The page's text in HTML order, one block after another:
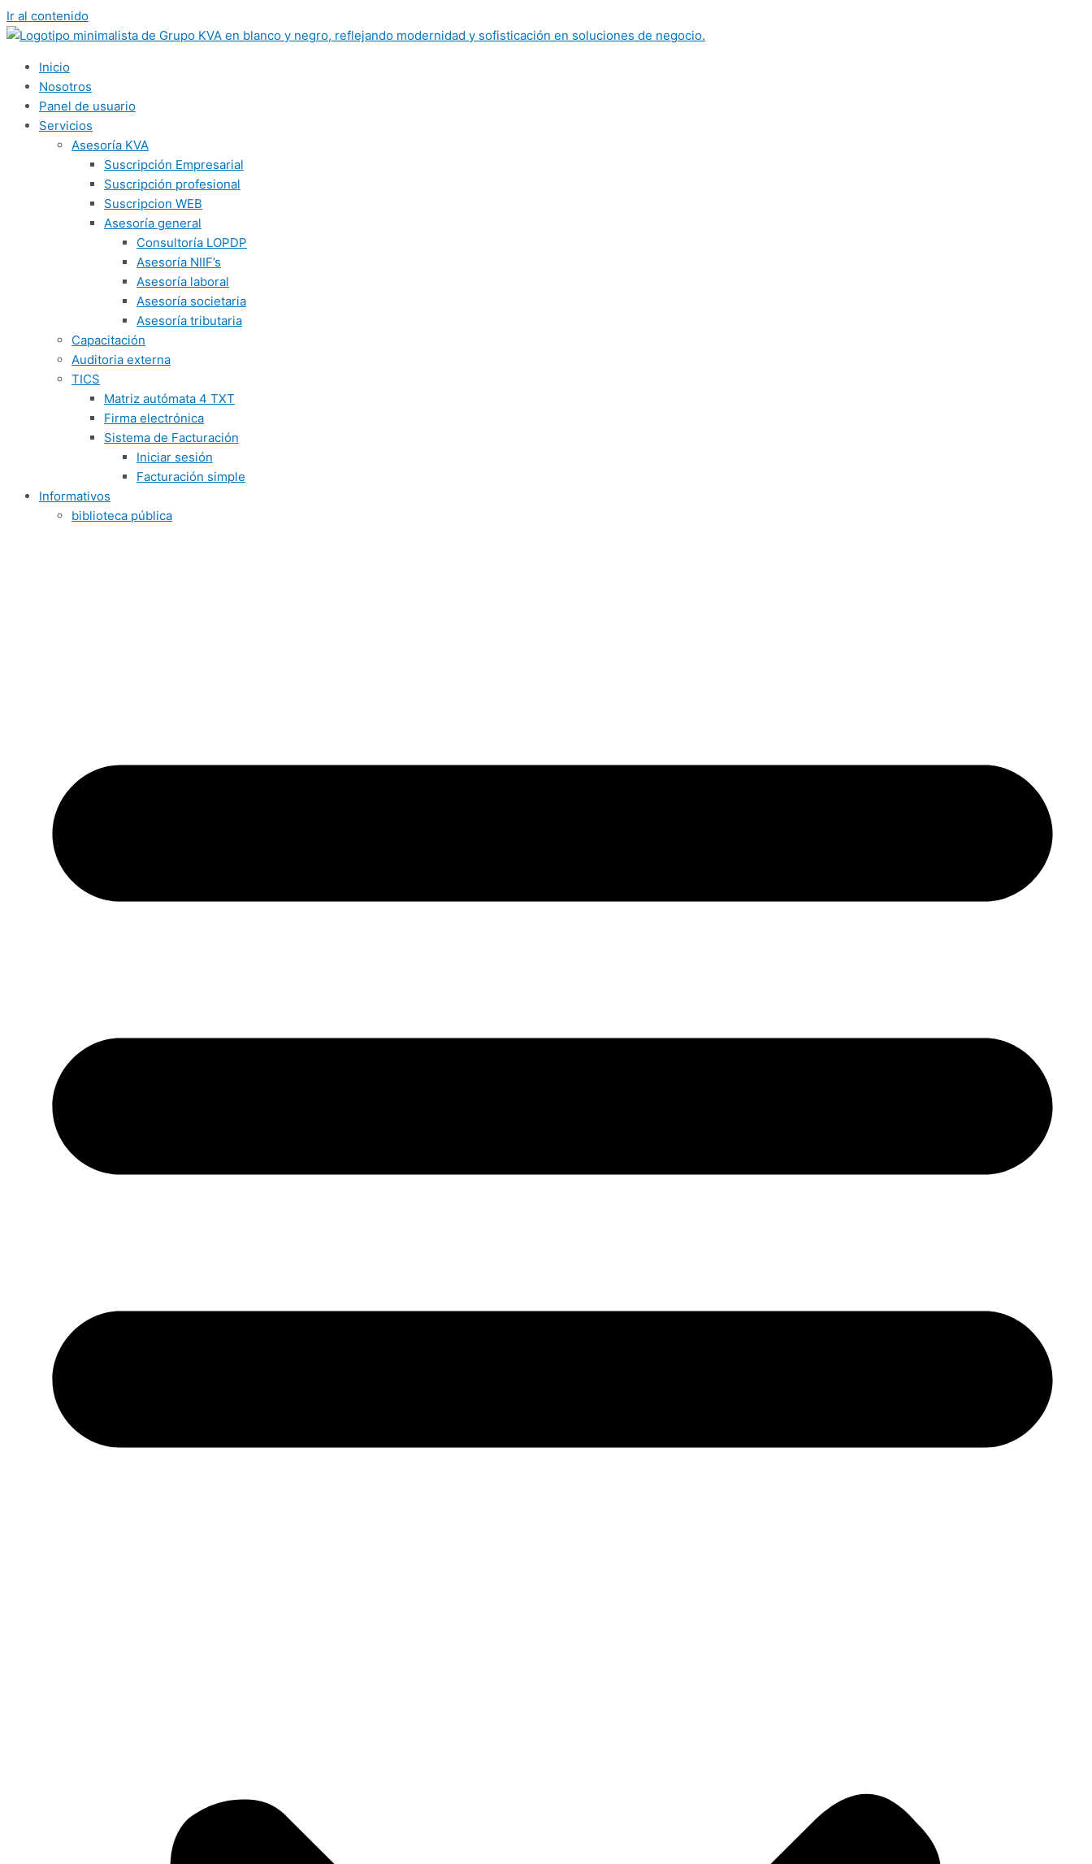
Ir al contenido
Inicio
Nosotros
Panel de usuario
Servicios
Asesoría KVA
Suscripción Empresarial
Suscripción profesional
Suscripcion WEB
Asesoría general
Consultoría LOPDP
Asesoría NIIF’s
Asesoría laboral
Asesoría societaria
Asesoría tributaria
Capacitación
Auditoria externa
TICS
Matriz autómata 4 TXT
Firma electrónica
Sistema de Facturación
Iniciar sesión
Facturación simple
Informativos
biblioteca pública